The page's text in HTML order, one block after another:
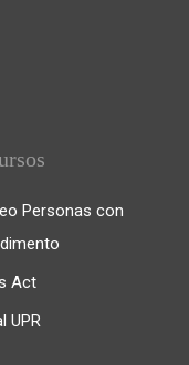
Personas con
Act
UPR